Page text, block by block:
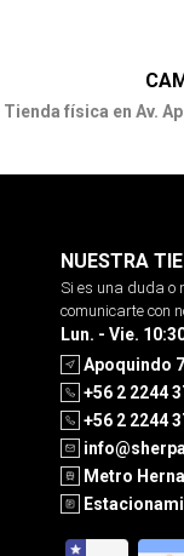
Tienda física en Av.
NUESTRA
Si es una duda o
comunicarte con
Lun. - Vie.
Apoquindo
+56 2 2244
+56 2 2244
Metro